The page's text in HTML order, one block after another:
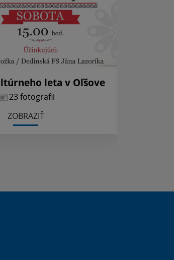
leta v Oľšove
23 fotografii
ZOBRAZIŤ